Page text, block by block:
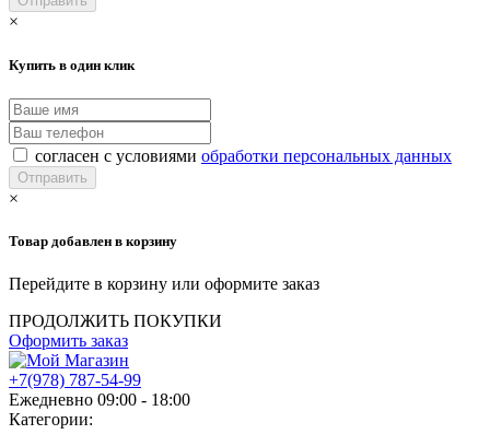
×
Купить в один клик
согласен с условиями обработки персональных данных
×
Товар добавлен в корзину
Перейдите в корзину или оформите заказ
ПРОДОЛЖИТЬ ПОКУПКИ
Оформить заказ
+7(978) 787-54-99
Ежедневно 09:00 - 18:00
Категории: